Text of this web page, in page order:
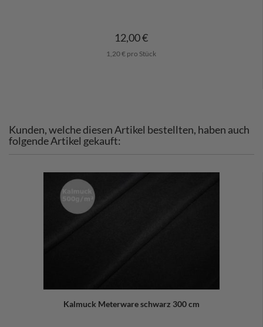
12,00 €
1,20 € pro Stück
Kunden, welche diesen Artikel bestellten, haben auch
folgende Artikel gekauft:
Kalmuck Meterware schwarz 300 cm